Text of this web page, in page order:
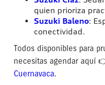
quien prioriza
Suzuki Baleno:
conectividad.
Todos disponibles para
necesitas agendar aquí
Cuernavaca.